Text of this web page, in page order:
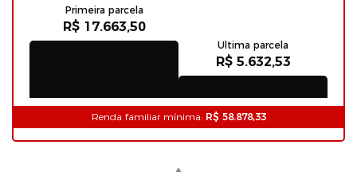
Primeira parcela
R$ 17.663,50
Ultima parcela
R$ 5.632,53
Renda familiar mínima: R$ 58.878,33